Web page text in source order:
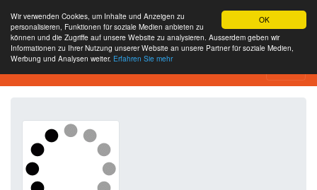
OK
Wir verwenden Cookies, um Inhalte und Anzeigen zu
personalisieren, Funktionen für soziale Medien anbieten zu
können und die Zugriffe auf unsere Website zu analysieren. Ausserdem geben wir
Informationen zu Ihrer Nutzung unserer Website an unsere Partner für soziale Medien,
Werbung und Analysen weiter. Erfahren Sie mehr
Website-SEO-Überprüfung